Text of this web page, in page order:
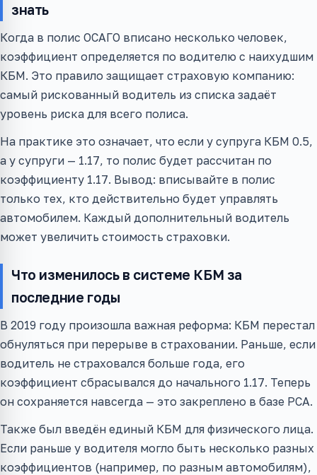
знать
Когда в полис ОСАГО вписано несколько человек,
коэффициент определяется по водителю с наихудшим
КБМ. Это правило защищает страховую компанию:
самый рискованный водитель из списка задаёт
уровень риска для всего полиса.
На практике это означает, что если у супруга КБМ 0.5,
а у супруги — 1.17, то полис будет рассчитан по
коэффициенту 1.17. Вывод: вписывайте в полис
только тех, кто действительно будет управлять
автомобилем. Каждый дополнительный водитель
может увеличить стоимость страховки.
Что изменилось в системе КБМ за
последние годы
В 2019 году произошла важная реформа: КБМ перестал
обнуляться при перерыве в страховании. Раньше, если
водитель не страховался больше года, его
коэффициент сбрасывался до начального 1.17. Теперь
он сохраняется навсегда — это закреплено в базе РСА.
Также был введён единый КБМ для физического лица.
Если раньше у водителя могло быть несколько разных
коэффициентов (например, по разным автомобилям),